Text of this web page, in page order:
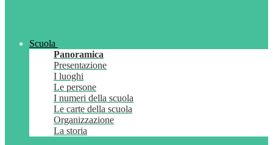
Scuola
Panoramica
Presentazione
I luoghi
Le persone
I numeri della scuola
Le carte della scuola
Organizzazione
La storia